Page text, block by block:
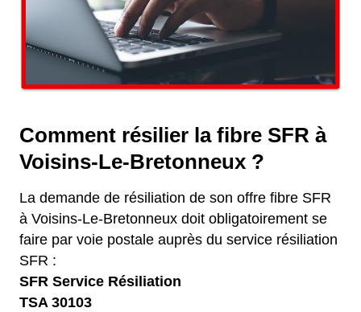
Comment résilier la fibre SFR à
Voisins-Le-Bretonneux ?
La demande de résiliation de son offre fibre SFR
à Voisins-Le-Bretonneux doit obligatoirement se
faire par voie postale auprès du service résiliation
SFR :
SFR Service Résiliation
TSA 30103